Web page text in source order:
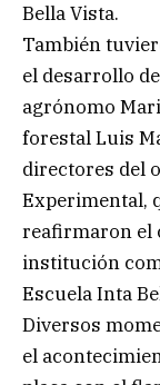
Bella Vista.
También
el desarrollo
agrónomo
forestal Luis
directores del
Experimental,
reafirmaron el
institución
Escuela Inta
Diversos
el